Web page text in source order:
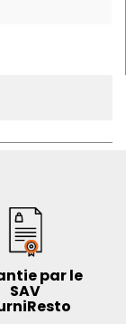
par le
SAV